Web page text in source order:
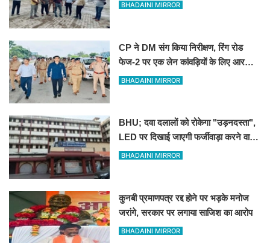
BHADAINI MIRROR
CP ने DM संग किया निरीक्षण, रिंग रोड
फेज-2 पर एक लेन कांवड़ियों के लिए आरक्षित
रखने के निर्देश
BHADAINI MIRROR
BHU; दवा दलालों को रोकेगा "उड़नदस्ता",
LED पर दिखाई जाएगी फर्जीवाड़ा करने वालों
की तस्वीर
BHADAINI MIRROR
कुनबी प्रमाणपत्र रद्द होने पर भड़के मनोज
जरांगे, सरकार पर लगाया साजिश का आरोप
BHADAINI MIRROR